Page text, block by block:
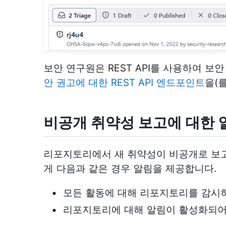
보안 연구원은 REST API를 사용하여 보
안 권고에 대한 REST API 엔드포인트을(
비공개 취약성 보고에 대한
리포지토리에서 새 취약성이 비공개로
게 다음과 같은 경우 알림을 제공합니다.
모든 활동에 대해 리포지토리를 감
리포지토리에 대해 알림이 활성화되